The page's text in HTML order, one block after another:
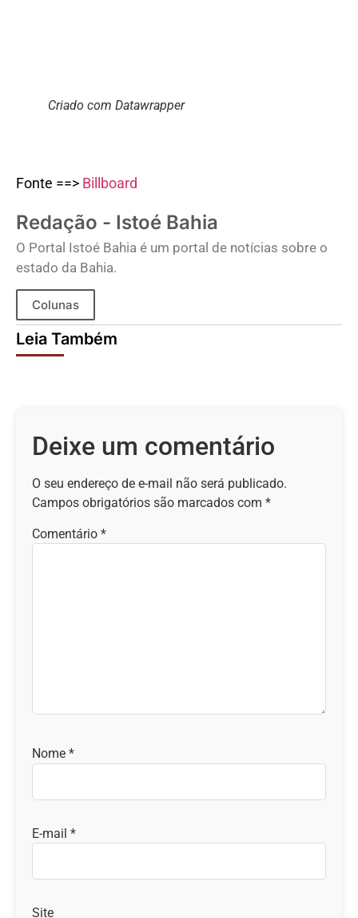
Criado com Datawrapper
Fonte ==> Billboard
Redação - Istoé Bahia
O Portal Istoé Bahia é um portal de notícias sobre o
estado da Bahia.
Colunas
Leia Também
Deixe um comentário
O seu endereço de e-mail não será publicado.
Campos obrigatórios são marcados com *
Comentário *
Nome *
E-mail *
Site